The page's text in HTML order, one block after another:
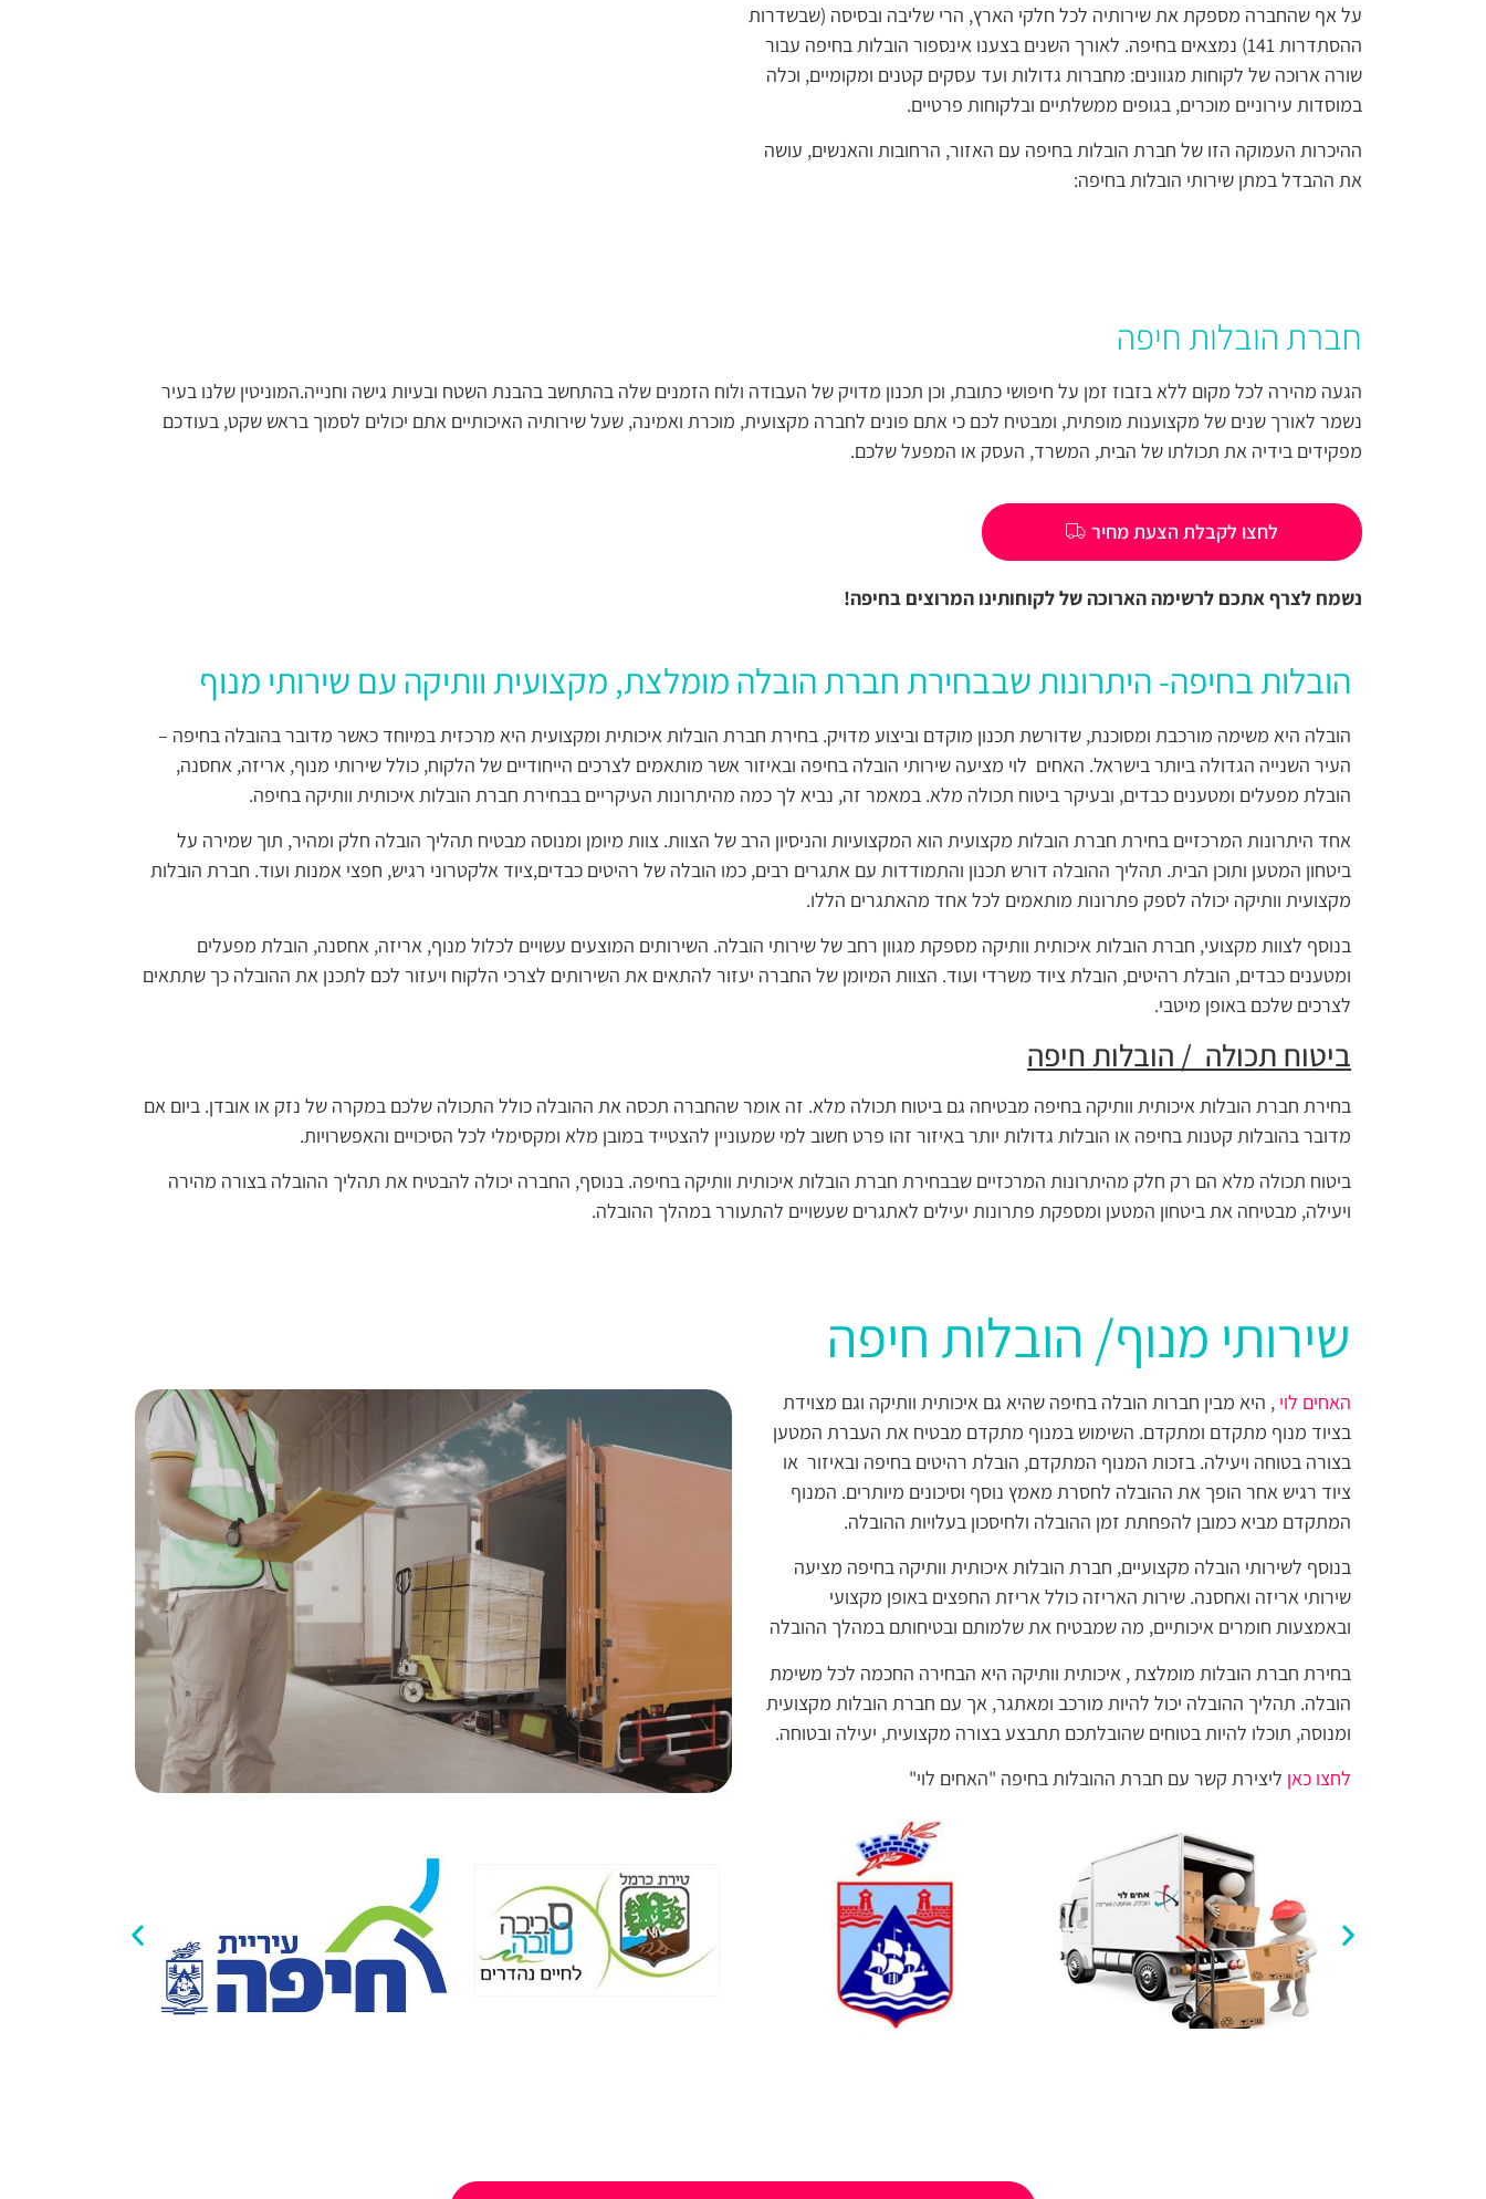
על אף שהחברה מספקת את שירותיה לכל חלקי הארץ, הרי שליבה ובסיסה (שבשדרות
ההסתדרות 141) נמצאים בחיפה. לאורך השנים בצענו אינספור הובלות בחיפה עבור
שורה ארוכה של לקוחות מגוונים: מחברות גדולות ועד עסקים קטנים ומקומיים, וכלה
במוסדות עירוניים מוכרים, בגופים ממשלתיים ובלקוחות פרטיים.
ההיכרות העמוקה הזו של חברת הובלות בחיפה עם האזור, הרחובות והאנשים, עושה
את ההבדל במתן שירותי הובלות בחיפה:
חברת הובלות חיפה
הגעה מהירה לכל מקום ללא בזבוז זמן על חיפושי כתובת, וכן תכנון מדויק של העבודה ולוח הזמנים שלה בהתחשב בהבנת השטח ובעיות גישה וחנייה.המוניטין שלנו בעיר
נשמר לאורך שנים של מקצוענות מופתית, ומבטיח לכם כי אתם פונים לחברה מקצועית, מוכרת ואמינה, שעל שירותיה האיכותיים אתם יכולים לסמוך בראש שקט, בעודכם
מפקידים בידיה את תכולתו של הבית, המשרד, העסק או המפעל שלכם.
לחצו לקבלת הצעת מחיר
נשמח לצרף אתכם לרשימה הארוכה של לקוחותינו המרוצים בחיפה!
הובלות בחיפה- היתרונות שבבחירת חברת הובלה מומלצת, מקצועית וותיקה עם שירותי מנוף
הובלה היא משימה מורכבת ומסוכנת, שדורשת תכנון מוקדם וביצוע מדויק. בחירת חברת הובלות איכותית ומקצועית היא מרכזית במיוחד כאשר מדובר בהובלה בחיפה –
העיר השנייה הגדולה ביותר בישראל. האחים לוי מציעה שירותי הובלה בחיפה ובאיזור אשר מותאמים לצרכים הייחודיים של הלקוח, כולל שירותי מנוף, אריזה, אחסנה,
הובלת מפעלים ומטענים כבדים, ובעיקר ביטוח תכולה מלא. במאמר זה, נביא לך כמה מהיתרונות העיקריים בבחירת חברת הובלות איכותית וותיקה בחיפה.
אחד היתרונות המרכזיים בחירת חברת הובלות מקצועית הוא המקצועיות והניסיון הרב של הצוות. צוות מיומן ומנוסה מבטיח תהליך הובלה חלק ומהיר, תוך שמירה על
ביטחון המטען ותוכן הבית. תהליך ההובלה דורש תכנון והתמודדות עם אתגרים רבים, כמו הובלה של רהיטים כבדים,ציוד אלקטרוני רגיש, חפצי אמנות ועוד. חברת הובלות
מקצועית וותיקה יכולה לספק פתרונות מותאמים לכל אחד מהאתגרים הללו.
בנוסף לצוות מקצועי, חברת הובלות איכותית וותיקה מספקת מגוון רחב של שירותי הובלה. השירותים המוצעים עשויים לכלול מנוף, אריזה, אחסנה, הובלת מפעלים
ומטענים כבדים, הובלת רהיטים, הובלת ציוד משרדי ועוד. הצוות המיומן של החברה יעזור להתאים את השירותים לצרכי הלקוח ויעזור לכם לתכנן את ההובלה כך שתתאים
לצרכים שלכם באופן מיטבי.
ביטוח תכולה / הובלות חיפה
בחירת חברת הובלות איכותית וותיקה בחיפה מבטיחה גם ביטוח תכולה מלא. זה אומר שהחברה תכסה את ההובלה כולל התכולה שלכם במקרה של נזק או אובדן. ביום אם
מדובר בהובלות קטנות בחיפה או הובלות גדולות יותר באיזור זהו פרט חשוב למי שמעוניין להצטייד במובן מלא ומקסימלי לכל הסיכויים והאפשרויות.
ביטוח תכולה מלא הם רק חלק מהיתרונות המרכזיים שבבחירת חברת הובלות איכותית וותיקה בחיפה. בנוסף, החברה יכולה להבטיח את תהליך ההובלה בצורה מהירה
ויעילה, מבטיחה את ביטחון המטען ומספקת פתרונות יעילים לאתגרים שעשויים להתעורר במהלך ההובלה.
שירותי מנוף/ הובלות חיפה
האחים לוי , היא מבין חברות הובלה בחיפה שהיא גם איכותית וותיקה וגם מצוידת
בציוד מנוף מתקדם ומתקדם. השימוש במנוף מתקדם מבטיח את העברת המטען
בצורה בטוחה ויעילה. בזכות המנוף המתקדם, הובלת רהיטים בחיפה ובאיזור או
ציוד רגיש אחר הופך את ההובלה לחסרת מאמץ נוסף וסיכונים מיותרים. המנוף
המתקדם מביא כמובן להפחתת זמן ההובלה ולחיסכון בעלויות ההובלה.
בנוסף לשירותי הובלה מקצועיים, חברת הובלות איכותית וותיקה בחיפה מציעה
שירותי אריזה ואחסנה. שירות האריזה כולל אריזת החפצים באופן מקצועי
ובאמצעות חומרים איכותיים, מה שמבטיח את שלמותם ובטיחותם במהלך ההובלה
בחירת חברת הובלות מומלצת , איכותית וותיקה היא הבחירה החכמה לכל משימת
הובלה. תהליך ההובלה יכול להיות מורכב ומאתגר, אך עם חברת הובלות מקצועית
ומנוסה, תוכלו להיות בטוחים שהובלתכם תתבצע בצורה מקצועית, יעילה ובטוחה.
לחצו כאן ליצירת קשר עם חברת ההובלות בחיפה "האחים לוי"